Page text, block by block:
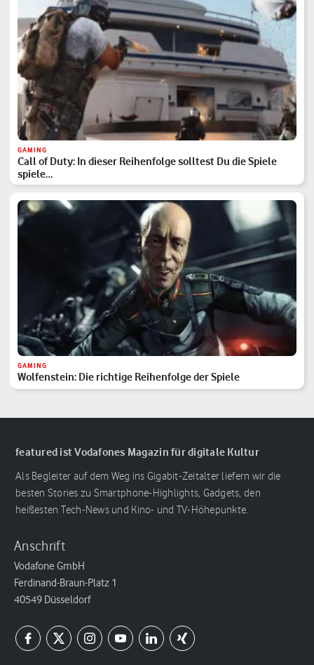
GAMING
Call of Duty: In dieser Reihenfolge solltest Du die Spiele
spiele…
GAMING
Wolfenstein: Die richtige Reihenfolge der Spiele
featured ist Vodafones Magazin für digitale Kultur
Als Begleiter auf dem Weg ins Gigabit-Zeitalter liefern wir die
besten Stories zu Smartphone-Highlights, Gadgets, den
heißesten Tech-News und Kino- und TV-Höhepunkte.
Anschrift
Vodafone GmbH
Ferdinand-Braun-Platz 1
40549 Düsseldorf